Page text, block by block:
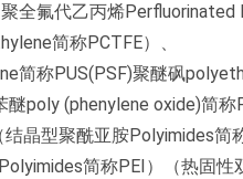
全氟代乙丙烯
简称PCTFE）、
简称PUS(PSF)聚醚砜
醚poly (phenylene oxide)简
晶型聚酰亚胺Polyimides简
简称PEI）（热固性